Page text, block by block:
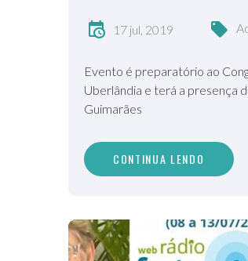
17 jul, 2019
Evento é preparatório ao
Uberlândia e terá a presença
Guimarães
CONTINUA LENDO